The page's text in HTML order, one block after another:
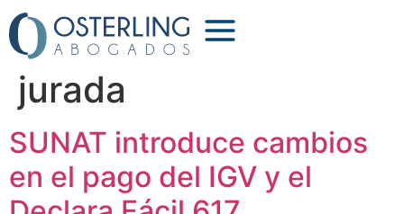
Etiqueta:declaración
jurada
SUNAT introduce cambios
en el pago del IGV y el